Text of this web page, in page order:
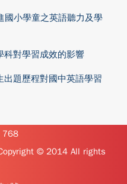
國小學童之英語聽力及學
科對學習成效的影響
題歷程對國中英語學習
768
© 2014 All rights